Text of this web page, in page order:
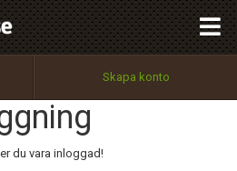
Skapa konto
du vara inloggad!
Utför
100%
OK
Tillbaka till förstasidan